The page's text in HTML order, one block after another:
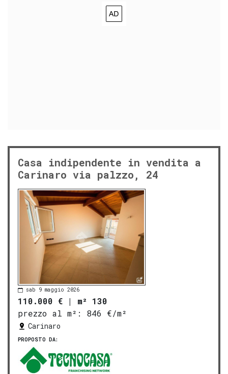
Casa indipendente in vendita a
Carinaro via palzzo, 24
sab 9 maggio 2026
110.000 € | m² 130
prezzo al m²:
846 €/m²
Carinaro
PROPOSTO DA: